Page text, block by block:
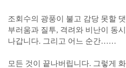
조회수의 광풍이 불고 감당 못할
부러움과 질투, 격려와 비난이 동
나갑니다. 그리고 어느 순간……
모든 것이 끝나버립니다. 그렇게